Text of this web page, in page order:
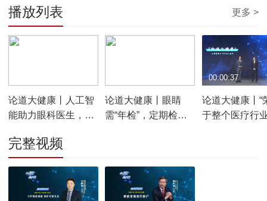
播放列表 更多 >
论道大健康丨人工智
能助力眼科医生，为
望
论道大健康丨眼睛
需“年检”，定期检查
论道大健康丨“
于整个医疗行
00:00:37
完整视频